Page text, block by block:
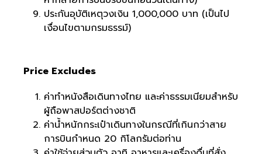
ประกันอุบัติเหตุวงเงิน 1,000,000 บาท (เป็นไป
เงื่อนไขตามกรมธรรม์)
Price Excludes
ค่าทำหนังสือเดินทางไทย และค่าธรรมเนียมสำหรับ
ผู้ถือพาสปอร์ตต่างชาติ
ค่าน้ำหนักกระเป๋าเดินทางในกรณีที่เกินกว่าสาย
การบินกำหนด 20 กิโลกรัมต่อท่าน